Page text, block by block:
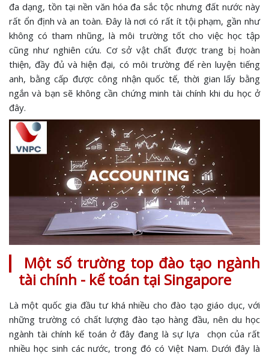
đa dạng, tồn tại nền văn hóa đa sắc tộc nhưng đất nước này
rất ổn định và an toàn. Đây là nơi có rất ít tội phạm, gần như
không có tham nhũng, là môi trường tốt cho việc học tập
cũng như nghiên cứu. Cơ sở vật chất được trang bị hoàn
thiện, đầy đủ và hiện đại, có môi trường để rèn luyện tiếng
anh, bằng cấp được công nhận quốc tế, thời gian lấy bằng
ngắn và bạn sẽ không cần chứng minh tài chính khi du học ở
đây.
Một số trường top đào tạo ngành
tài chính - kế toán tại Singapore
Là một quốc gia đầu tư khá nhiều cho đào tạo giáo dục, với
những trường có chất lượng đào tạo hàng đầu, nên du học
ngành tài chính kế toán ở đây đang là sự lựa chọn của rất
nhiều học sinh các nước, trong đó có Việt Nam. Dưới đây là